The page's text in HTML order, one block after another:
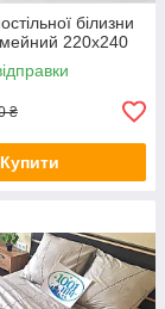
білизни
220х240
₴
Купити